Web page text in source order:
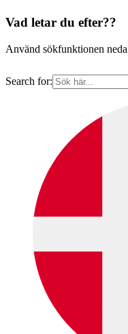
Vad letar du efter??
Använd sökfunktionen
Search for: